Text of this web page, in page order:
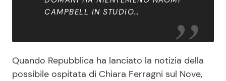
CAMPBELL IN STUDIO…
Quando Repubblica ha lanciato la notizia della
possibile ospitata di Chiara Ferragni sul Nove,